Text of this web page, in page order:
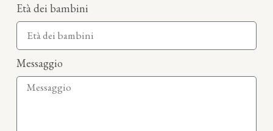
Età dei bambini
Messaggio